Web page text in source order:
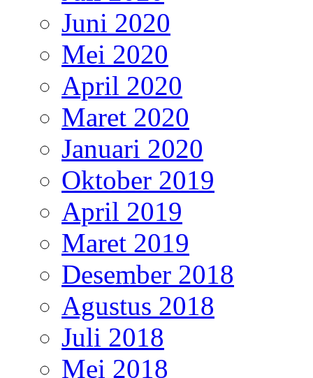
Juni 2020
Mei 2020
April 2020
Maret 2020
Januari 2020
Oktober 2019
April 2019
Maret 2019
Desember 2018
Agustus 2018
Juli 2018
Mei 2018